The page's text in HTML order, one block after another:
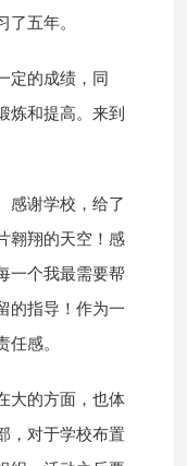
了五年。
定的成绩，同
炼和提高。来到
感谢学校，给了
翱翔的天空！感
一个我最需要帮
的指导！作为一
感。
大的方面，也体
，对于学校布置